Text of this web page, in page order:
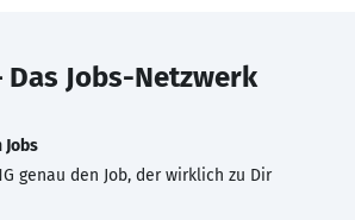
Das Jobs-Netzwerk
genau den Job, der wirklich zu Dir